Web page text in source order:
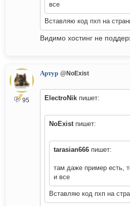
все
Вставляю код пхп на
Видимо хостинг не
95
Артур @NoExist
ElectroNik пишет:
NoExistпишет:
tarasian666 пишет:
там даже пример есть,
и все
Вставляю код пхп на